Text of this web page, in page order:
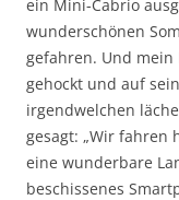
ein Mini-Cabrio
wunderschönen
gefahren. Und
gehockt und auf
irgendwelchen
gesagt: „Wir fahren
eine wunderbare
beschissenes